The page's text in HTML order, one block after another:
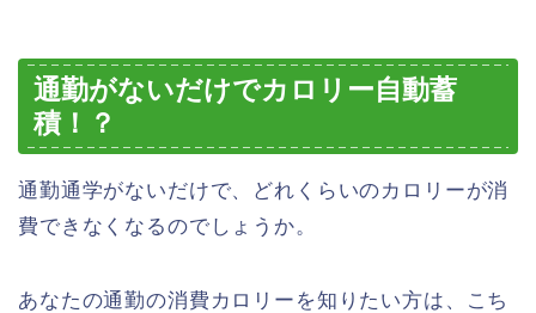
通勤がないだけでカロリー自動蓄
積！？
通勤通学がないだけで、どれくらいのカロリーが消
費できなくなるのでしょうか。
あなたの通勤の消費カロリーを知りたい方は、こち